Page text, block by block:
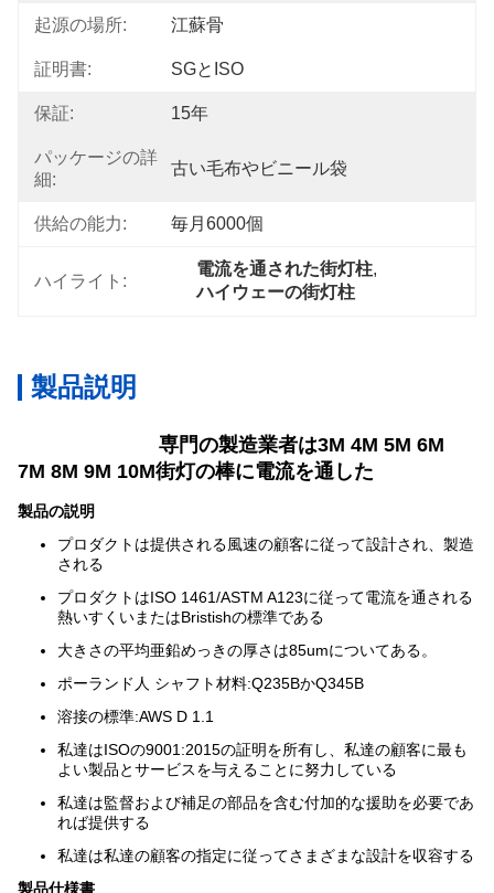
起源の場所: 江蘇骨
証明書: SGとISO
保証: 15年
パッケージの詳
細:
古い毛布やビニール袋
供給の能力: 毎月6000個
ハイライト:
電流を通された街灯柱,
ハイウェーの街灯柱
製品説明
専門の製造業者は3M 4M 5M 6M
7M 8M 9M 10M街灯の棒に電流を通した
製品の説明
プロダクトは提供される風速の顧客に従って設計され、製造
される
プロダクトはISO 1461/ASTM A123に従って電流を通される
熱いすくいまたはBristishの標準である
大きさの平均亜鉛めっきの厚さは85umについてある。
ポーランド人 シャフト材料:Q235BかQ345B
溶接の標準:AWS D 1.1
私達はISOの9001:2015の証明を所有し、私達の顧客に最も
よい製品とサービスを与えることに努力している
私達は監督および補足の部品を含む付加的な援助を必要であ
れば提供する
私達は私達の顧客の指定に従ってさまざまな設計を収容する
製品仕様書